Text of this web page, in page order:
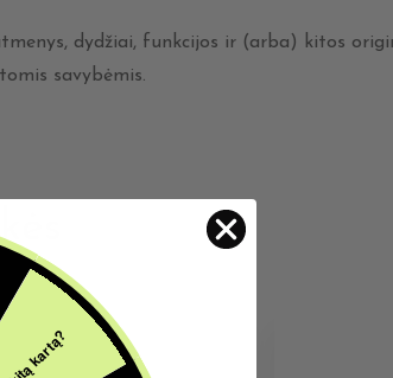
dydžiai, funkcijos ir (arba) kitos
savybėmis.